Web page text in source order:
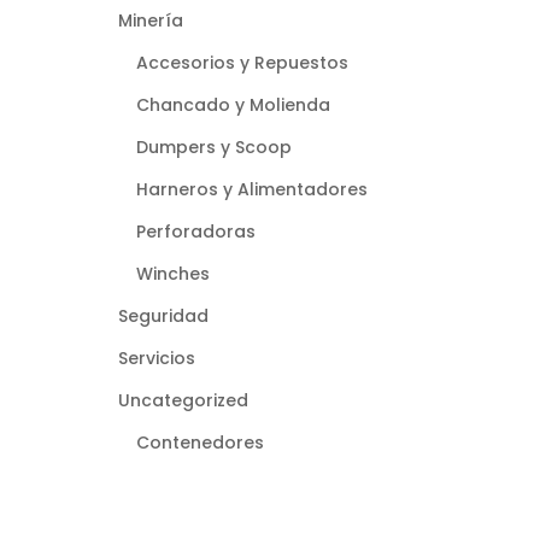
Minería
Accesorios y Repuestos
Chancado y Molienda
Dumpers y Scoop
Harneros y Alimentadores
Perforadoras
Winches
Seguridad
Servicios
Uncategorized
Contenedores